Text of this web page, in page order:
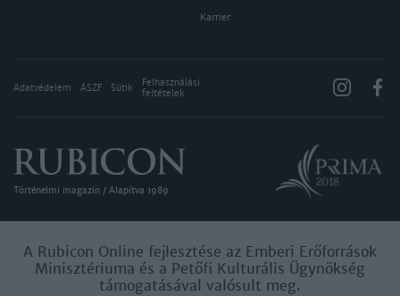
Karrier
Adatvédelem ÁSZF Sütik
Felhasználási
feltételek
Történelmi magazin / Alapítva 1989
A Rubicon Online fejlesztése az Emberi Erőforrások
Minisztériuma és a Petőfi Kulturális Ügynökség
támogatásával valósult meg.